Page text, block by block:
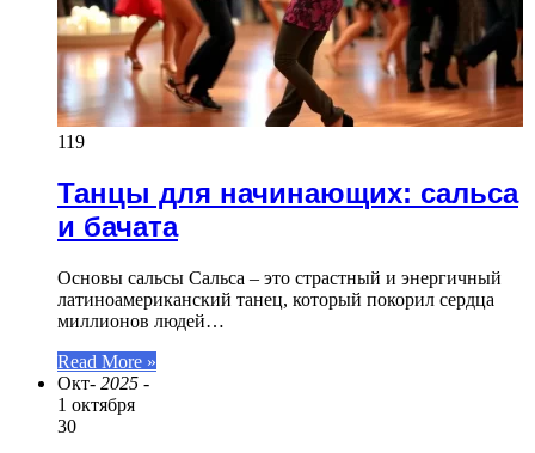
119
Танцы для начинающих: сальса
и бачата
Основы сальсы Сальса – это страстный и энергичный
латиноамериканский танец, который покорил сердца
миллионов людей…
Read More »
Окт- 2025 -
1 октября
30